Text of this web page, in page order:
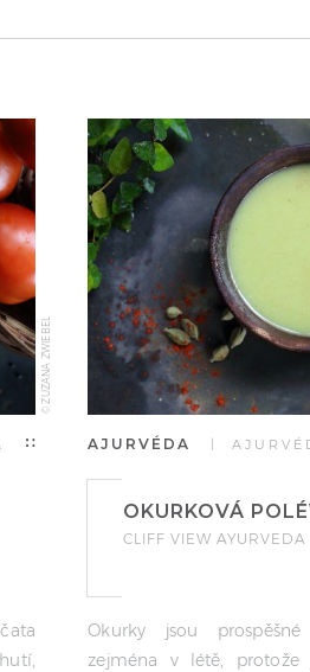
© ZUZANA ZWIEBEL
AJURVÉDA |
OKURKOVÁ
CLIFF VIEW AYURVEDA
Okurky jsou
zejména v létě, protože